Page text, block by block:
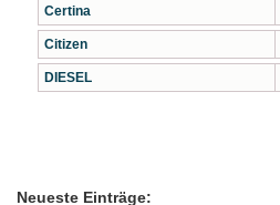
Certina
Citizen
DIESEL
Neueste Einträge: